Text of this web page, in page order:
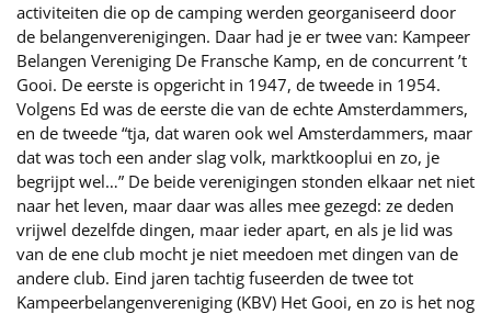
activiteiten die op de camping werden georganiseerd door
de belangenverenigingen. Daar had je er twee van: Kampeer
Belangen Vereniging De Fransche Kamp, en de concurrent ’t
Gooi. De eerste is opgericht in 1947, de tweede in 1954.
Volgens Ed was de eerste die van de echte Amsterdammers,
en de tweede “tja, dat waren ook wel Amsterdammers, maar
dat was toch een ander slag volk, marktkooplui en zo, je
begrijpt wel…” De beide verenigingen stonden elkaar net niet
naar het leven, maar daar was alles mee gezegd: ze deden
vrijwel dezelfde dingen, maar ieder apart, en als je lid was
van de ene club mocht je niet meedoen met dingen van de
andere club. Eind jaren tachtig fuseerden de twee tot
Kampeerbelangenvereniging (KBV) Het Gooi, en zo is het nog